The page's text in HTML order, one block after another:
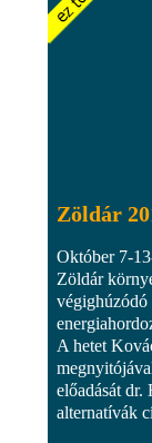
Zöldár
Október 7-
Zöldár
végighúzódó
A hetet
előadását
alternatívák